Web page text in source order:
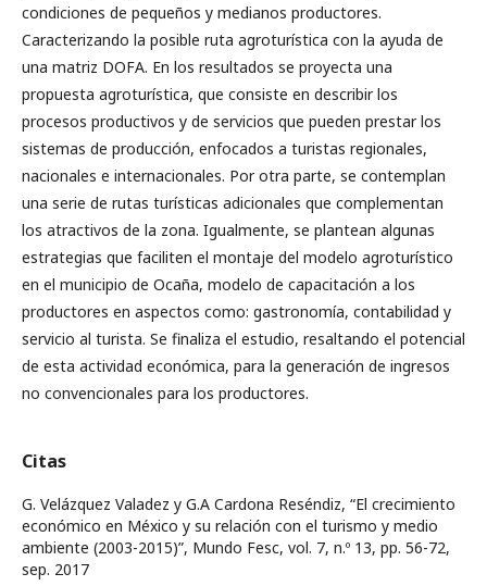
condiciones de pequeños y medianos productores.
Caracterizando la posible ruta agroturística con la ayuda de
una matriz DOFA. En los resultados se proyecta una
propuesta agroturística, que consiste en describir los
procesos productivos y de servicios que pueden prestar los
sistemas de producción, enfocados a turistas regionales,
nacionales e internacionales. Por otra parte, se contemplan
una serie de rutas turísticas adicionales que complementan
los atractivos de la zona. Igualmente, se plantean algunas
estrategias que faciliten el montaje del modelo agroturístico
en el municipio de Ocaña, modelo de capacitación a los
productores en aspectos como: gastronomía, contabilidad y
servicio al turista. Se finaliza el estudio, resaltando el potencial
de esta actividad económica, para la generación de ingresos
no convencionales para los productores.
Citas
G. Velázquez Valadez y G.A Cardona Reséndiz, “El crecimiento
económico en México y su relación con el turismo y medio
ambiente (2003-2015)”, Mundo Fesc, vol. 7, n.º 13, pp. 56-72,
sep. 2017